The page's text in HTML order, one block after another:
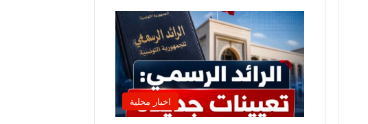
ا
ف
ر
ي
ق
ي
اخبار محلية